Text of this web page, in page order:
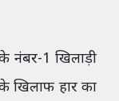
नंबर-1 खिलाड़ी
खिलाफ हार का